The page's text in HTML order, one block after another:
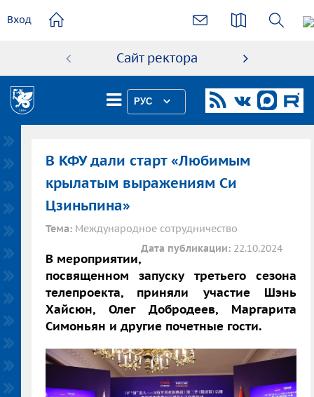
содержанию
Вход
Сайт ректора
РУС
В КФУ дали старт «Любимым
крылатым выражениям Си
Цзиньпина»
Тема: Международное сотрудничество
Дата публикации: 22.10.2024
В мероприятии,
посвященном запуску третьего сезона
телепроекта, приняли участие Шэнь
Хайсюн, Олег Добродеев, Маргарита
Симоньян и другие почетные гости.